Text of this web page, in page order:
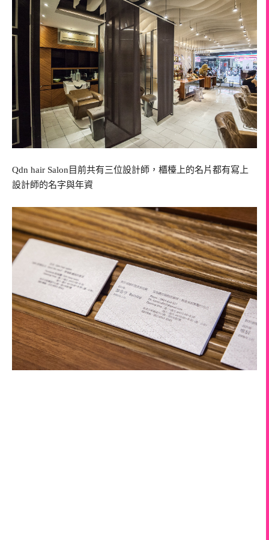
Qdn hair Salon目前共有三位設計師，櫃檯上的名片都有寫上
設計師的名字與年資